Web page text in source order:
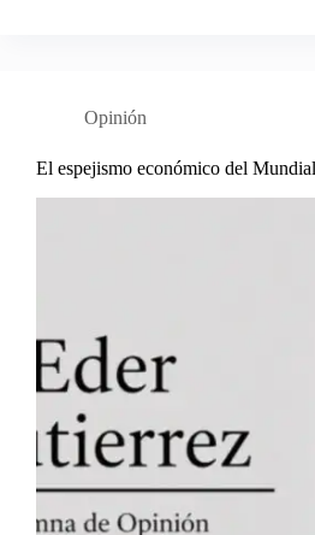
Opinión
El espejismo económico del